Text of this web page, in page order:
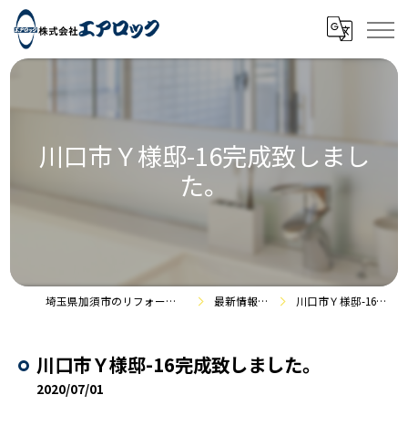
川口市Ｙ様邸-16完成致しまし
た。
埼玉県加須市のリフォームなら株式会社エアロック 最新情報・施工事例 川口市Ｙ様邸-16完成致しました。
川口市Ｙ様邸-16完成致しました。
2020/07/01